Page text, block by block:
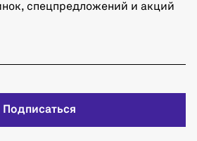
спецпредложений и акций
Подписаться